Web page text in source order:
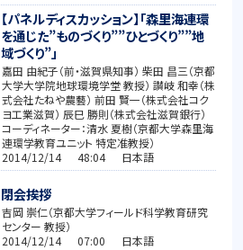
【パネルディスカッション】「森里海連環
を通じた”ものづくり””ひとづくり””地
域づくり”」
嘉田 由紀子（前・滋賀県知事） 柴田 昌三（京都
大学大学院地球環境学堂 教授） 讃岐 和幸（株
式会社たねや農藝） 前田 賢一（株式会社コク
ヨ工業滋賀） 辰巳 勝則（株式会社滋賀銀行）
コーディネーター：清水 夏樹（京都大学森里海
連環学教育ユニット 特定准教授）
2014/12/14 48:04 日本語
閉会挨拶
吉岡 崇仁（京都大学フィールド科学教育研究
センター 教授）
2014/12/14 07:00 日本語